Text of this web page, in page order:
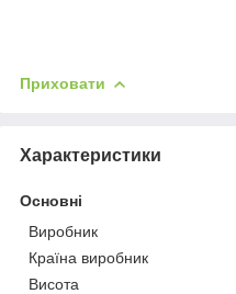
Приховати
Характеристики
Основні
Виробник
Країна виробник
Висота